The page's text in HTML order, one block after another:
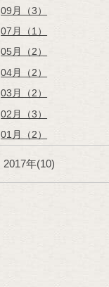
09月（3）
07月（1）
05月（2）
04月（2）
03月（2）
02月（3）
01月（2）
2017年(10)